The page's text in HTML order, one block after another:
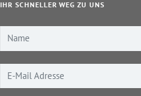
IHR SCHNELLER WEG ZU UNS